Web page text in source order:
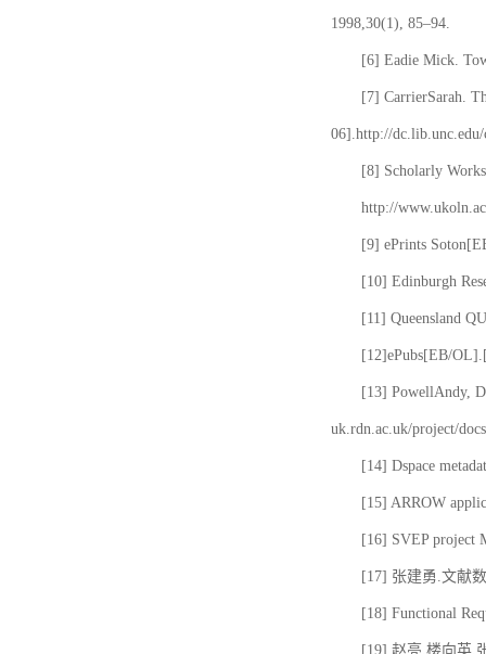
1998,30(1), 85–94.
[6] Eadie Mick.
[7] CarrierSarah.
06].http://
[8] Scholarly
http://
[9] ePrints
[10] Edinburgh
[11] Queensland
[12]ePubs[EB/
[13] PowellAndy,
uk.rdn.ac.uk/project/
[14] Dspace
[15] ARROW
[16] SVEP project
[17] 张建勇.文献
[18] Functional
[19] 赵亮,楼向英,